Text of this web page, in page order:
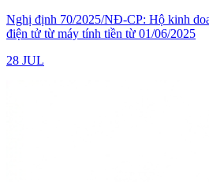
Nghị định 70/2025/NĐ-CP: Hộ kinh
điện tử từ máy tính tiền từ 01/06/2025
28 JUL